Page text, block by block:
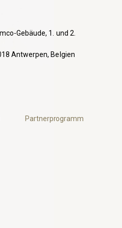
Gebäude, 1. und 2.
Antwerpen, Belgien
Partnerprogramm